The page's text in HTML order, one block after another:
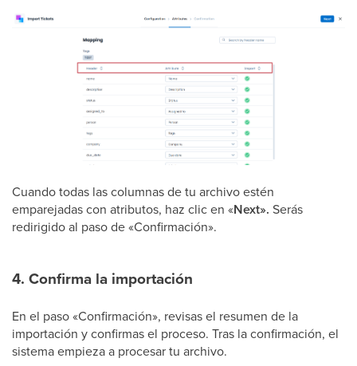
Cuando todas las columnas de tu archivo estén
emparejadas con atributos, haz clic en «Next». Serás
redirigido al paso de «Confirmación».
4. Confirma la importación
En el paso «Confirmación», revisas el resumen de la
importación y confirmas el proceso. Tras la confirmación, el
sistema empieza a procesar tu archivo.